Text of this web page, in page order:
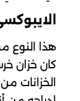
هذا النوع
كان خزان
الخزانات